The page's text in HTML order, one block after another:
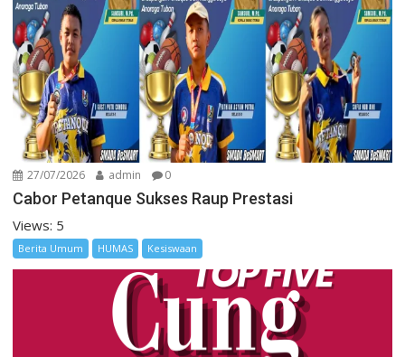
27/07/2026 admin 0
Cabor Petanque Sukses Raup Prestasi
Views: 5
Berita Umum HUMAS Kesiswaan